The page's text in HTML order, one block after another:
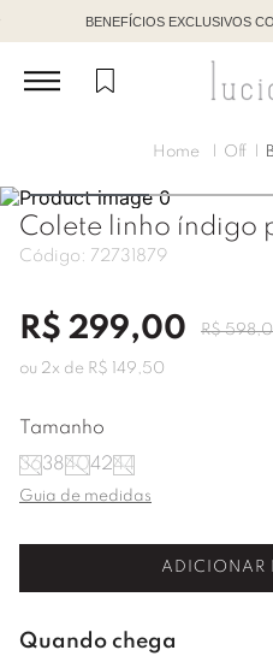
BENEFÍCIOS EXCLUSIVOS
Off
Colete linho índigo
Código: 72731879
R$ 299,00 R$ 598,
ou 2x de R$ 149 ,50
Tamanho
3638404244
Guia de medidas
ADICIONAR